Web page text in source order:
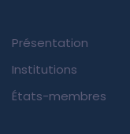
Présentation
Institutions
États-membres